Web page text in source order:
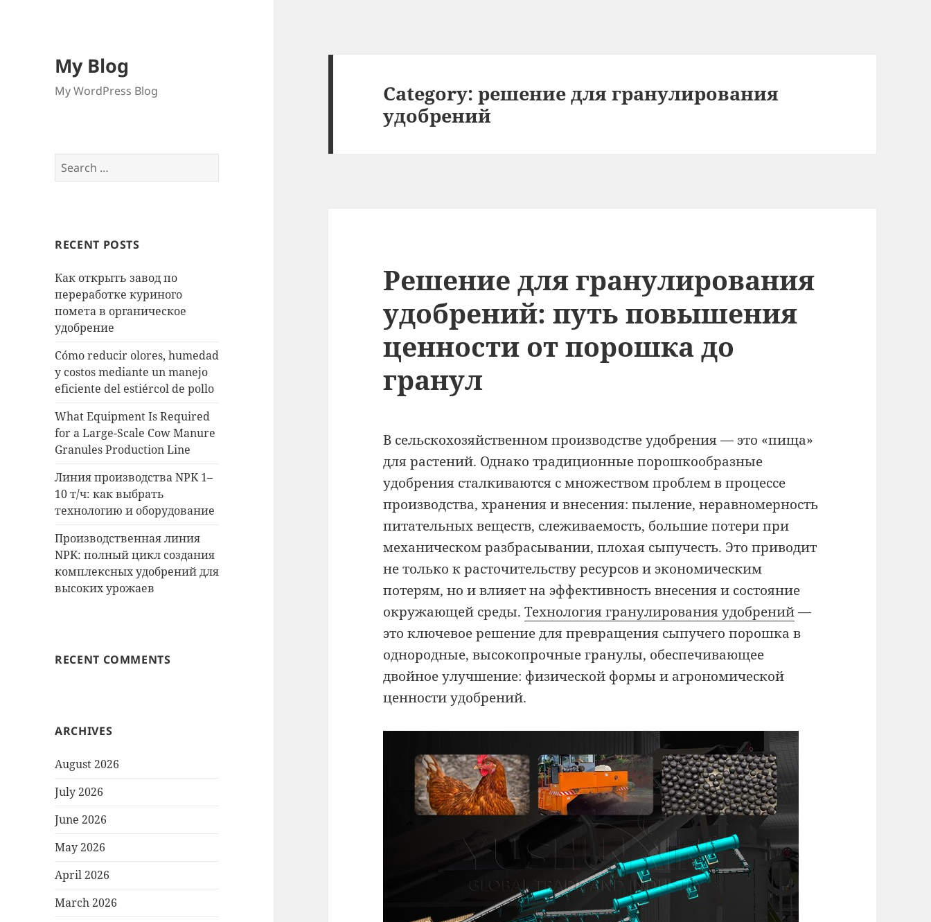
My Blog
My WordPress Blog
Search
for:
RECENT POSTS
Как открыть завод по
переработке куриного
помета в органическое
удобрение
Cómo reducir olores, humedad
y costos mediante un manejo
eficiente del estiércol de pollo
What Equipment Is Required
for a Large-Scale Cow Manure
Granules Production Line
Линия производства NPK 1–
10 т/ч: как выбрать
технологию и оборудование
Производственная линия
NPK: полный цикл создания
комплексных удобрений для
высоких урожаев
RECENT COMMENTS
ARCHIVES
August 2026
July 2026
June 2026
May 2026
April 2026
March 2026
Category:решение для гранулирования
удобрений
Решение для гранулирования
удобрений: путь повышения
ценности от порошка до
гранул
В сельскохозяйственном производстве удобрения — это «пища»
для растений. Однако традиционные порошкообразные
удобрения сталкиваются с множеством проблем в процессе
производства, хранения и внесения: пыление, неравномерность
питательных веществ, слеживаемость, большие потери при
механическом разбрасывании, плохая сыпучесть. Это приводит
не только к расточительству ресурсов и экономическим
потерям, но и влияет на эффективность внесения и состояние
окружающей среды.Технология гранулирования удобрений—
это ключевое решение для превращения сыпучего порошка в
однородные, высокопрочные гранулы, обеспечивающее
двойное улучшение: физической формы и агрономической
ценности удобрений.